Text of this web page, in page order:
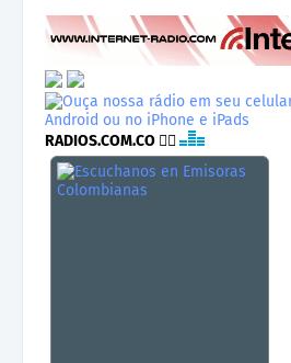
RADIOS.COM.CO 👉🏾